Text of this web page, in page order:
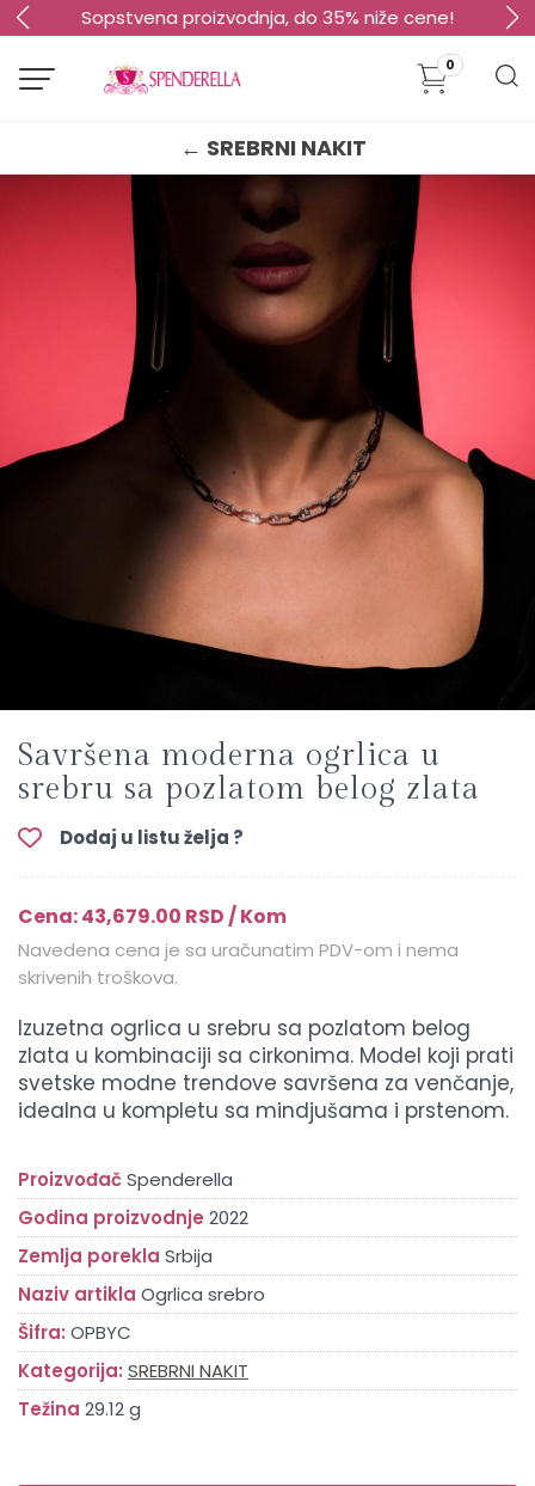
Sopstvena proizvodnja, do 35% niže cene!
0
← SREBRNI NAKIT
Savršena moderna ogrlica u
srebru sa pozlatom belog zlata
Dodaj u listu želja ?
Cena: 43,679.00 RSD / Kom
Navedena cena je sa uračunatim PDV-om i nema
skrivenih troškova.
Izuzetna ogrlica u srebru sa pozlatom belog
zlata u kombinaciji sa cirkonima. Model koji prati
svetske modne trendove savršena za venčanje,
idealna u kompletu sa mindjušama i prstenom.
ProizvođačSpenderella
Godina proizvodnje 2022
Zemlja porekla Srbija
Naziv artikla Ogrlica srebro
Šifra: OPBYC
Kategorija: SREBRNI NAKIT
Težina 29.12 g